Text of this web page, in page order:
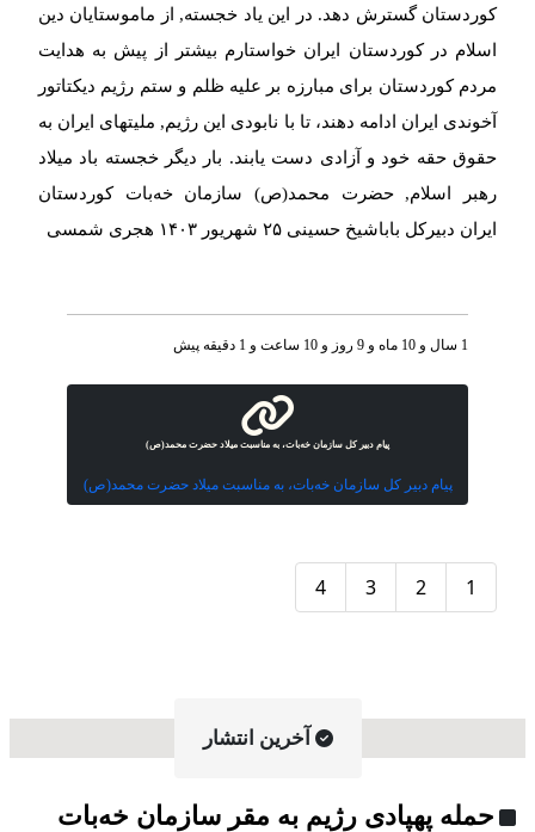
کوردستان گسترش دهد. در این یاد خجسته, از ماموستایان دين
اسلام در کوردستان ایران خواستارم بیشتر از پیش به هدایت
مردم کوردستان برای مبارزه بر علیه ظلم و ستم رژیم دیکتاتور
آخوندی ایران ادامه دهند، تا با نابودی اين رژیم, مليتهاى ایران به
حقوق حقه خود و آزادی دست یابند. بار دیگر خجسته باد میلاد
رهبر اسلام, حضرت محمد(ص) سازمان خەبات کوردستان
ایران دبیرکل باباشیخ حسینی ۲۵ شهریور ۱۴۰۳ هجری شمسی
1 سال و 10 ماه و 9 روز و 10 ساعت و 1 دقیقه پیش
پیام دبیر کل سازمان خەبات، بە مناسبت میلاد حضرت محمد(ص)
پیام دبیر کل سازمان خەبات، بە مناسبت میلاد حضرت محمد(ص)
1
2
3
4
آخرین انتشار
حمله پهپادی رژیم به مقر سازمان خەبات